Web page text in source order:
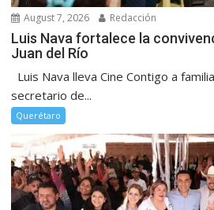
August 7, 2026 Redacción
Luis Nava fortalece la
Juan del Río
Luis Nava lleva Cine Contigo a
secretario de...
Querétaro